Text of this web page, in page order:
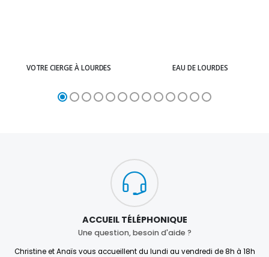
VOTRE CIERGE À LOURDES EAU DE LOURDES
ACCUEIL TÉLÉPHONIQUE
Une question, besoin d'aide ?
Christine et Anaïs vous accueillent du lundi au vendredi de 8h à 18h